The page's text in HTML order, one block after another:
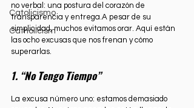
Catolicismo
Catholicism
no verbal: una postura del corazón de
transparencia y entrega.A pesar de su
simplicidad, muchos evitamos orar. Aquí están
las ocho excusas que nos frenan y cómo
superarlas.
1. “No Tengo Tiempo”
La excusa número uno: estamos demasiado